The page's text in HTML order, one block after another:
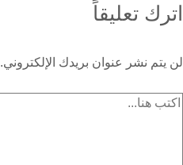
اترك تعليقاً
لن يتم نشر عنوان بريدك الإلكتروني.